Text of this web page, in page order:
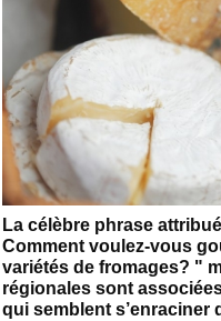
La célèbre phrase
Comment voulez-vous
variétés de fromages? "
régionales sont
qui semblent s’enraciner